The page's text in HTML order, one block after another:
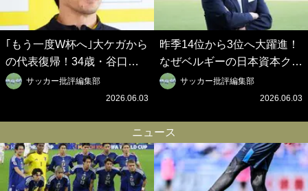
｢もう一度W杯へ｣大ケガから
の代表復帰！34歳・谷口彰
悟の奇跡を支えた日本資本の
ベルギークラブ、次なる野望
ロイデン立石敬之CEOの世
界戦略】(2)
サッカー批評編集部
2026.06.03
昨季14位から3位へ大躍進！
なぜベルギーの日本資本クラ
ブは創設102年目に歴史的快
挙を成し遂げられたのか？
之CEOの世界戦略】(1)
サッカー批評編集部
2026.06.03
ニュース